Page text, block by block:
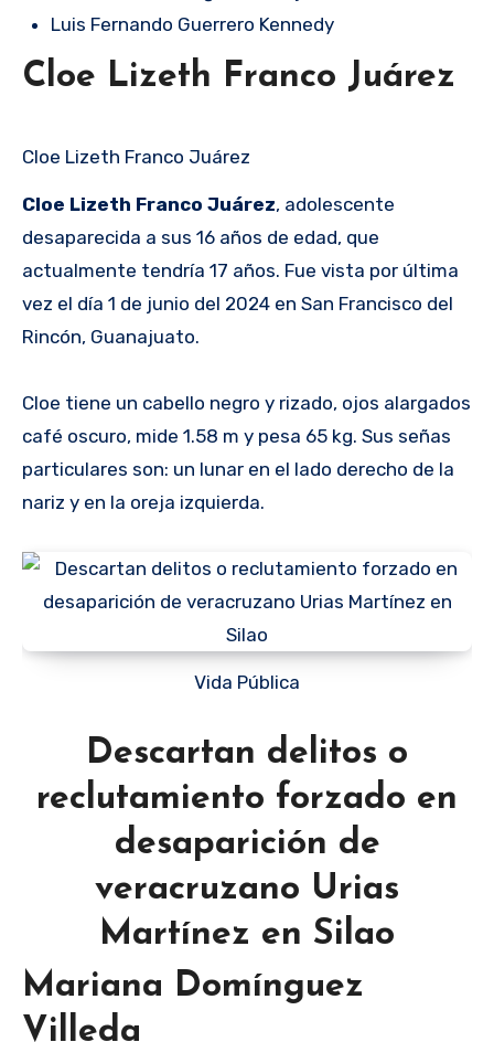
Luis Fernando Guerrero Kennedy
Cloe Lizeth Franco Juárez
Cloe Lizeth Franco Juárez
Cloe Lizeth Franco Juárez, adolescente
desaparecida a sus 16 años de edad, que
actualmente tendría 17 años. Fue vista por última
vez el día 1 de junio del 2024 en San Francisco del
Rincón, Guanajuato.
Cloe tiene un cabello negro y rizado, ojos alargados
café oscuro, mide 1.58 m y pesa 65 kg. Sus señas
particulares son: un lunar en el lado derecho de la
nariz y en la oreja izquierda.
Vida Pública
Descartan delitos o
reclutamiento forzado en
desaparición de
veracruzano Urias
Martínez en Silao
Mariana Domínguez
Villeda